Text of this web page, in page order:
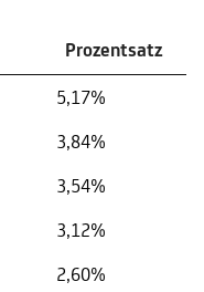
Prozentsatz
5,17%
3,84%
3,54%
3,12%
2,60%